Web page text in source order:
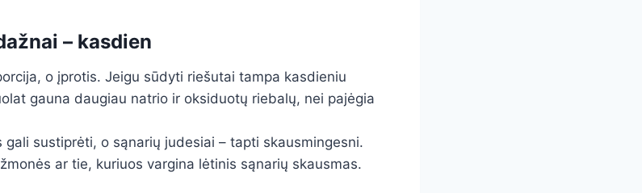
– kasdien
o įprotis. Jeigu sūdyti riešutai tampa kasdieniu
gauna daugiau natrio ir oksiduotų riebalų, nei pajėgia
gali sustiprėti, o sąnarių judesiai – tapti skausmingesni.
ar tie, kuriuos vargina lėtinis sąnarių skausmas.